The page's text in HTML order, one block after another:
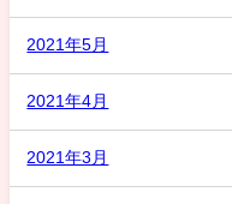
2021年5月
2021年4月
2021年3月